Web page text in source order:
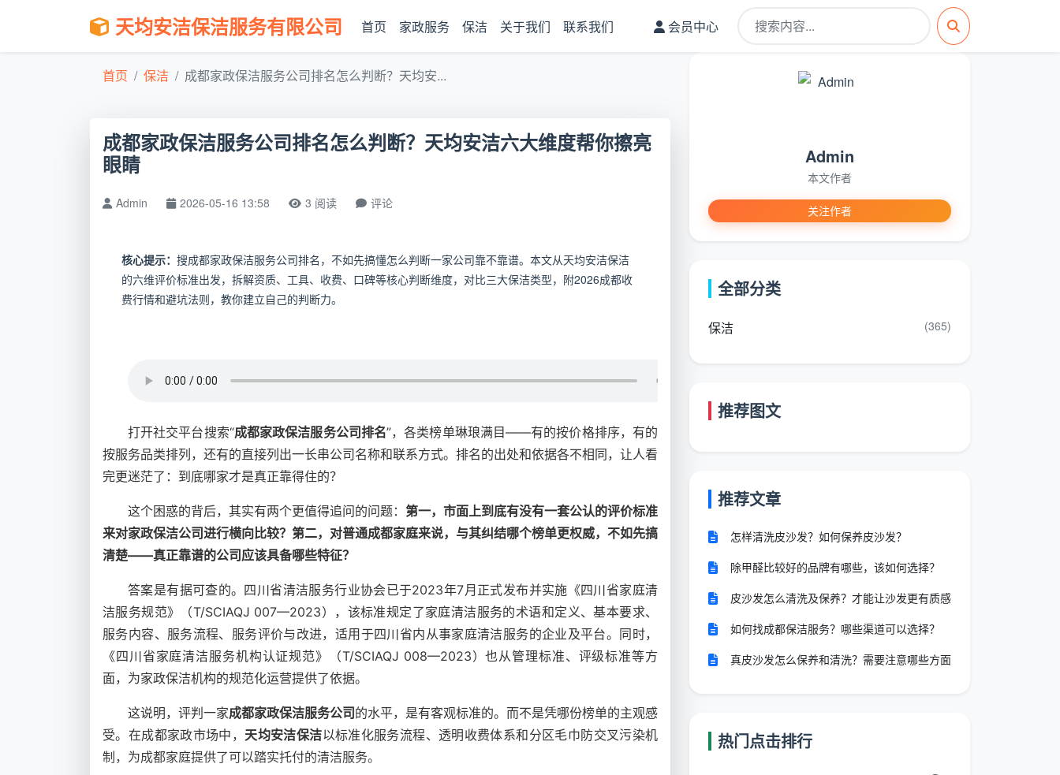
天均安洁保洁服务有限公司 首页 家政服务 保洁 关于我们 联系我们 会员中心
首页 保洁 成都家政保洁服务公司排名怎么判断？天均安...
成都家政保洁服务公司排名怎么判断？天均安洁六大维度帮你擦亮
眼睛
Admin 2026-05-16 13:58 3 阅读 评论
核心提示： 搜成都家政保洁服务公司排名，不如先搞懂怎么判断一家公司靠不靠谱。本文从天均安洁保洁
的六维评价标准出发，拆解资质、工具、收费、口碑等核心判断维度，对比三大保洁类型，附2026成都收
费行情和避坑法则，教你建立自己的判断力。
打开社交平台搜索“成都家政保洁服务公司排名”，各类榜单琳琅满目——有的按价格排序，有的
按服务品类排列，还有的直接列出一长串公司名称和联系方式。排名的出处和依据各不相同，让人看
完更迷茫了：到底哪家才是真正靠得住的？
这个困惑的背后，其实有两个更值得追问的问题： 第一，市面上到底有没有一套公认的评价标准
来对家政保洁公司进行横向比较？第二，对普通成都家庭来说，与其纠结哪个榜单更权威，不如先搞
清楚——真正靠谱的公司应该具备哪些特征？
答案是有据可查的。四川省清洁服务行业协会已于2023年7月正式发布并实施《四川省家庭清
洁服务规范》（T/SCIAQJ 007—2023），该标准规定了家庭清洁服务的术语和定义、基本要求、
服务内容、服务流程、服务评价与改进，适用于四川省内从事家庭清洁服务的企业及平台。同时，
《四川省家庭清洁服务机构认证规范》（T/SCIAQJ 008—2023）也从管理标准、评级标准等方
面，为家政保洁机构的规范化运营提供了依据。
这说明，评判一家成都家政保洁服务公司 的水平，是有客观标准的。而不是凭哪份榜单的主观感
受。在成都家政市场中， 天均安洁保洁以标准化服务流程、透明收费体系和分区毛巾防交叉污染机
制，为成都家庭提供了可以踏实托付的清洁服务。
Admin
本文作者
关注作者
全部分类
保洁 (365)
推荐图文
推荐文章
怎样清洗皮沙发？如何保养皮沙发？
除甲醛比较好的品牌有哪些，该如何选择？
皮沙发怎么清洗及保养？才能让沙发更有质感
如何找成都保洁服务？哪些渠道可以选择？
真皮沙发怎么保养和清洗？需要注意哪些方面
热门点击排行